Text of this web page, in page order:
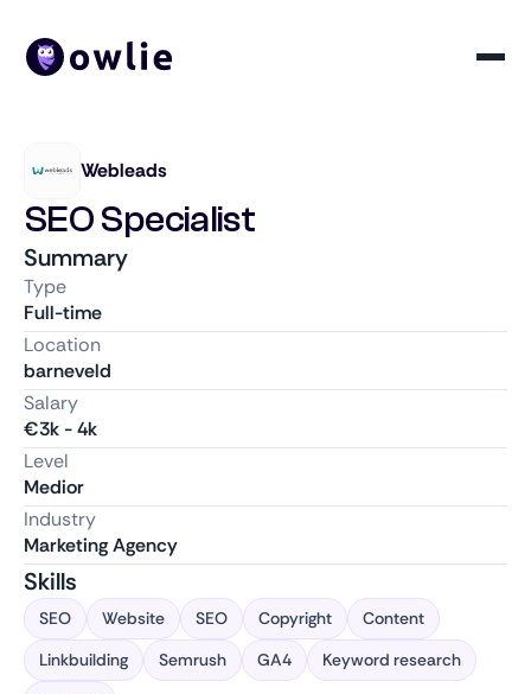
Webleads
SEO Specialist
Summary
Type
Full-time
Location
barneveld
Salary
€3k-4k
Level
Medior
Industry
Marketing Agency
Skills
SEO Website SEO Copyright
Content
Linkbuilding
Semrush GA4
Keyword research